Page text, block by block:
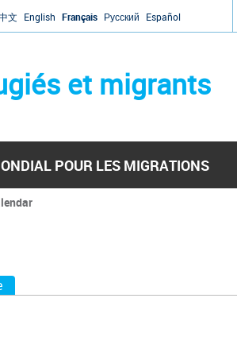
文 English Français Русский Español
et migrants
POUR LES MIGRATIONS